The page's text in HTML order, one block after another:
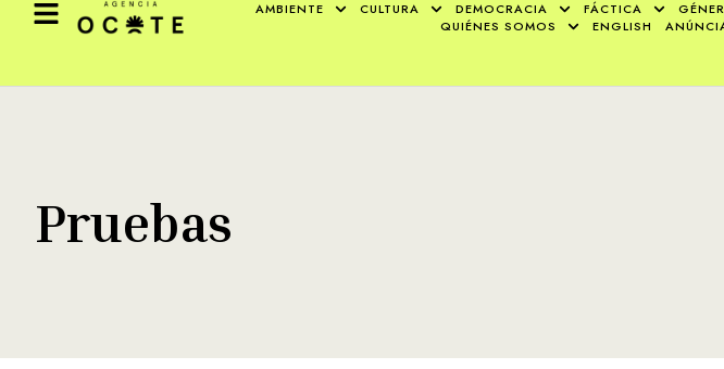
AMBIENTE CULTURA DEMOCRACIA FÁCTICA
QUIÉNES SOMOS
ENGLISH
Pruebas